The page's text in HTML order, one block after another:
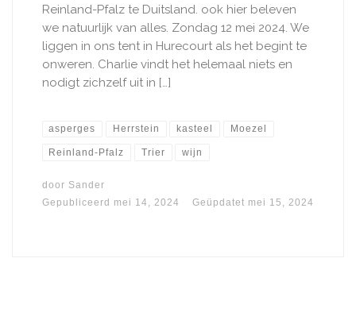
Reinland-Pfalz te Duitsland. ook hier beleven
we natuurlijk van alles. Zondag 12 mei 2024. We
liggen in ons tent in Hurecourt als het begint te
onweren. Charlie vindt het helemaal niets en
nodigt zichzelf uit in […]
asperges Herrstein kasteel Moezel
Reinland-Pfalz Trier wijn
door Sander
Gepubliceerd mei 14, 2024 Geüpdatet mei 15, 2024